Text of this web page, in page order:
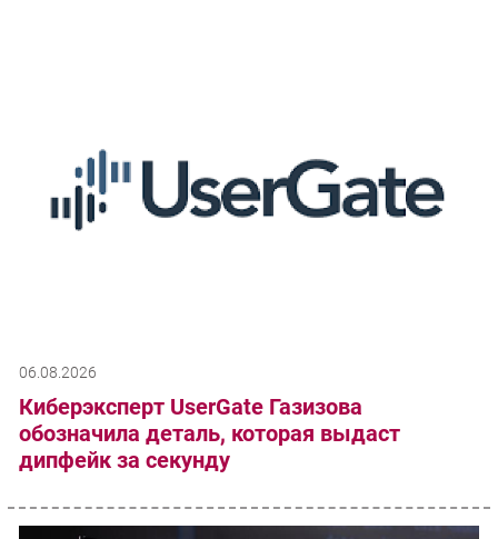
06.08.2026
Киберэксперт UserGate Газизова
обозначила деталь, которая выдаст
дипфейк за секунду